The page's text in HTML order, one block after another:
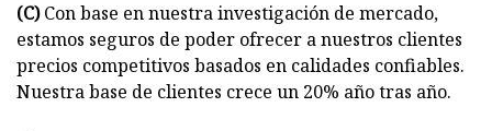
(C)Con base en nuestra investigación de mercado,
estamos seguros de poder ofrecer a nuestros clientes
precios competitivos basados ​​en calidades confiables.
Nuestra base de clientes crece un 20% año tras año.